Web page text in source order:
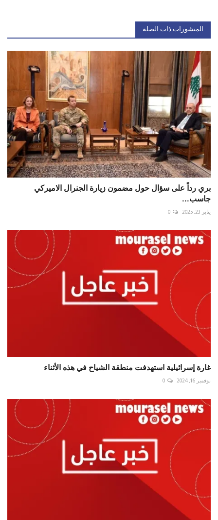
المنشورات ذات الصلة
بري رداً على سؤال حول مضمون زيارة الجنرال الاميركي
جاسب...
يناير 23, 2025 0
غارة إسرائيلية استهدفت منطقة الشياح في هذه الأثناء
نوفمبر 16, 2024 0